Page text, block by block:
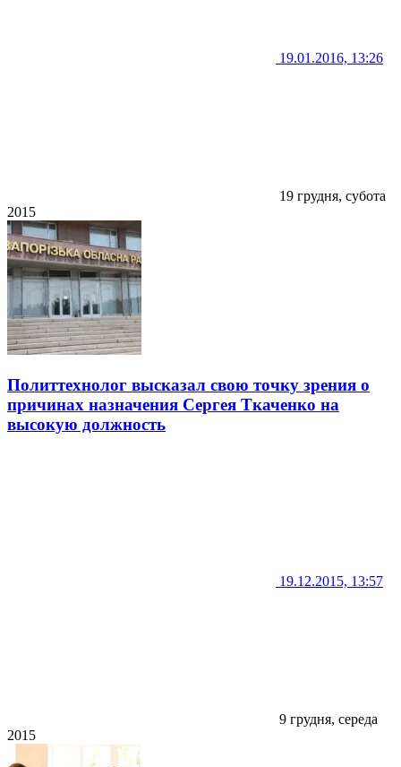
19.01.2016, 13:26
19 грудня, субота
2015
Политтехнолог высказал свою точку зрения о
причинах назначения Сергея Ткаченко на
высокую должность
19.12.2015, 13:57
9 грудня, середа
2015